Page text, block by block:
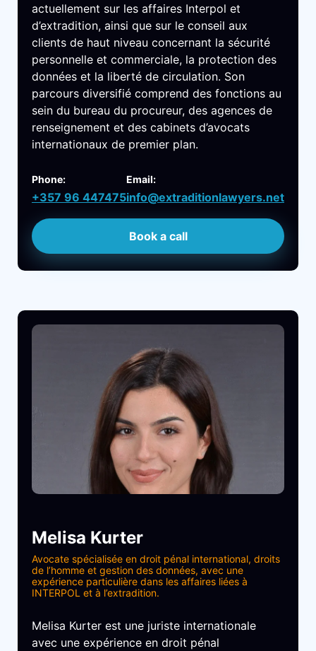
actuellement sur les affaires Interpol et
d’extradition, ainsi que sur le conseil aux
clients de haut niveau concernant la sécurité
personnelle et commerciale, la protection des
données et la liberté de circulation. Son
parcours diversifié comprend des fonctions au
sein du bureau du procureur, des agences de
renseignement et des cabinets d’avocats
internationaux de premier plan.
Phone:
+357 96 447475
Email:
info@extraditionlawyers.net
Book a call
Melisa Kurter
Avocate spécialisée en droit pénal international, droits
de l’homme et gestion des données, avec une
expérience particulière dans les affaires liées à
INTERPOL et à l’extradition.
Melisa Kurter est une juriste internationale
avec une expérience en droit pénal